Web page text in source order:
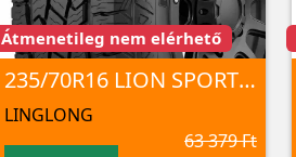
Átmenetileg nem elérhető
235/70R16 LION SPORT A/T100 106 T TL
LINGLONG
63 379 Ft